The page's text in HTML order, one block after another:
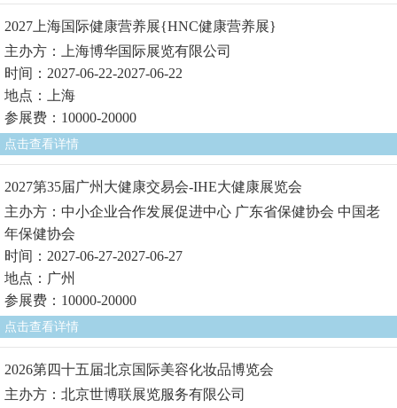
2027上海国际健康营养展{HNC健康营养展}
主办方：上海博华国际展览有限公司
时间：2027-06-22-2027-06-22
地点：上海
参展费：10000-20000
点击查看详情
2027第35届广州大健康交易会-IHE大健康展览会
主办方：中小企业合作发展促进中心 广东省保健协会 中国老
年保健协会
时间：2027-06-27-2027-06-27
地点：广州
参展费：10000-20000
点击查看详情
2026第四十五届北京国际美容化妆品博览会
主办方：北京世博联展览服务有限公司